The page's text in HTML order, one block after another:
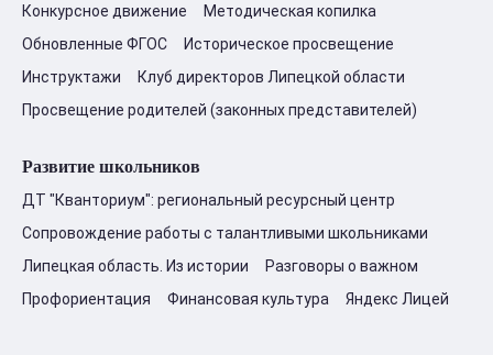
Конкурсное движение
Методическая копилка
Обновленные ФГОС
Историческое просвещение
Инструктажи
Клуб директоров Липецкой области
Просвещение родителей (законных представителей)
Развитие школьников
ДТ "Кванториум": региональный ресурсный центр
Сопровождение работы с талантливыми школьниками
Липецкая область. Из истории
Разговоры о важном
Профориентация
Финансовая культура Яндекс Лицей